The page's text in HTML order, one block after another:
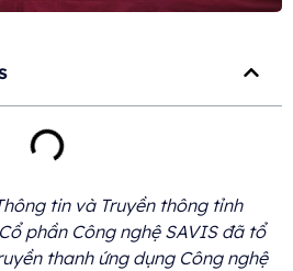
tin và Truyền thông tỉnh
phần Công nghệ SAVIS đã tổ
thanh ứng dụng Công nghệ